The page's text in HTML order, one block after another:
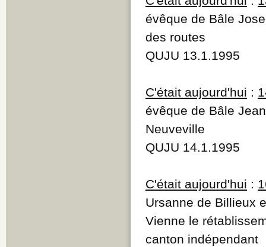
évêque de Bâle
des routes
QUJU 13.1.1995
C'était aujourd'hui :
évêque de Bâle
Neuveville
QUJU 14.1.1995
C'était aujourd'hui :
Ursanne de Billieux
Vienne le
canton indépendant